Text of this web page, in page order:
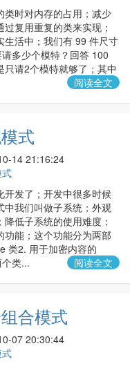
类时对内存的占用；减少
复用重复的类来实现；
生活中；我们有 99 件尺寸
多少个模特？回答 100
请2个模特就够了；其中
阅读全文
式
14 21:16:24
开发了；开发中很多时候
中我们叫做子系统；外观
低子系统的使用难度；
能；这个功能分为两部
类2. 用于加密内容的
类...
阅读全文
合模式
07 20:30:44